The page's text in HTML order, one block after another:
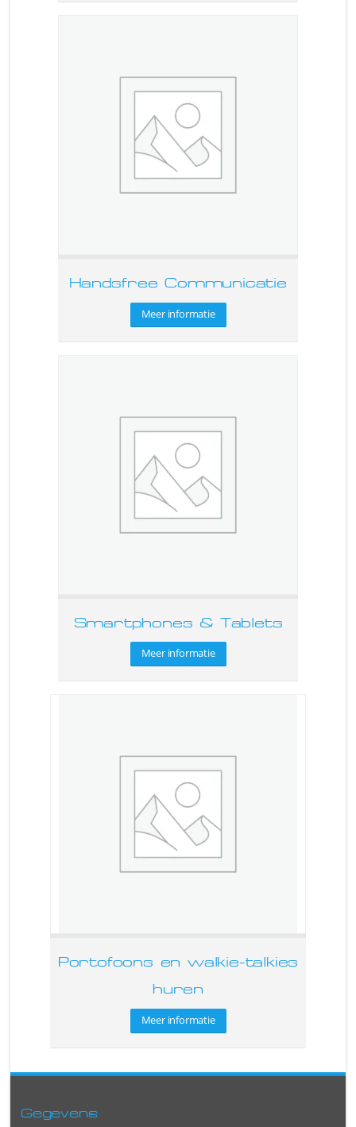
Handsfree Communicatie
Meer informatie
Smartphones & Tablets
Meer informatie
Portofoons en walkie-talkies
huren
Meer informatie
Gegevens